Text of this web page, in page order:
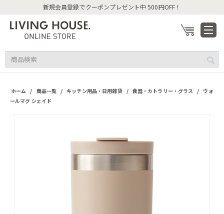
新規会員登録でクーポンプレゼント中 500円OFF！
ホーム / 商品一覧 / キッチン用品・日用雑貨 / 食器・カトラリー・グラス / ウォ
ールマグ シェイド